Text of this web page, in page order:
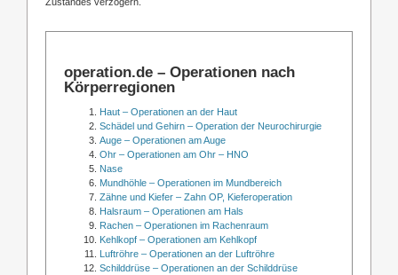
operation.de – Operationen nach
Körperregionen
Haut – Operationen an der Haut
Schädel und Gehirn – Operation der Neurochirurgie
Auge – Operationen am Auge
Ohr – Operationen am Ohr – HNO
Nase
Mundhöhle – Operationen im Mundbereich
Zähne und Kiefer – Zahn OP, Kieferoperation
Halsraum – Operationen am Hals
Rachen – Operationen im Rachenraum
Kehlkopf – Operationen am Kehlkopf
Luftröhre – Operationen an der Luftröhre
Schilddrüse – Operationen an der Schilddrüse